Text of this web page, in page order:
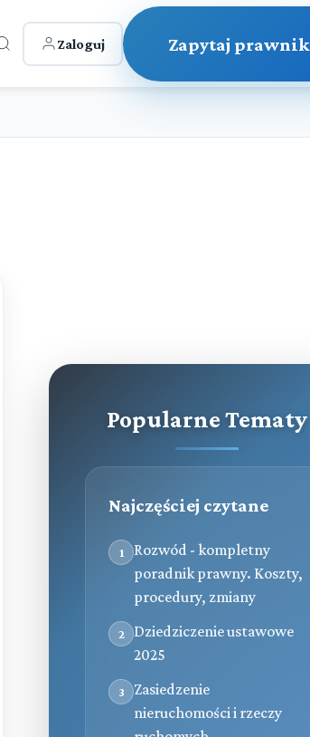
Zaloguj Zapytaj
Popularne Tematy
Najczęściej czytane
1
Rozwód - kompletny
poradnik prawny. Koszty,
procedury, zmiany
2
Dziedziczenie ustawowe
2025
3
Zasiedzenie
nieruchomości i rzeczy